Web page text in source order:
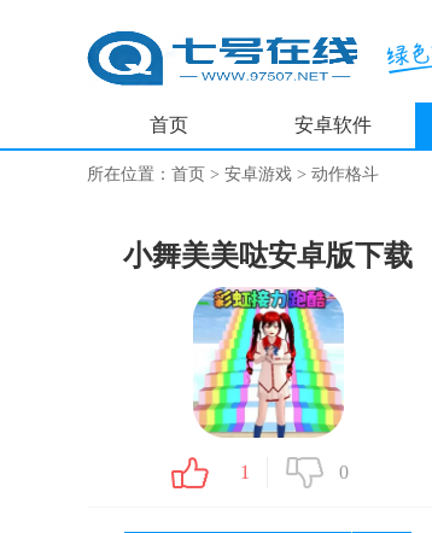
首页 安卓软件
所在位置： 首页 > 安卓游戏 > 动作格斗
小舞美美哒安卓版下载
1 0